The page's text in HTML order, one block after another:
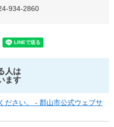
934-2860
人は
ます
ださい。 - 郡山市公式ウェブサ